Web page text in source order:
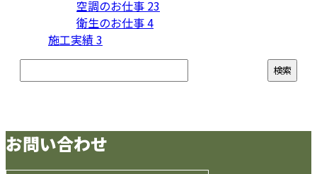
空調のお仕事 23
衛生のお仕事4
施工実績3
お問い合わせ